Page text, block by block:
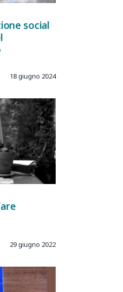
social
18 giugno 2024
29 giugno 2022